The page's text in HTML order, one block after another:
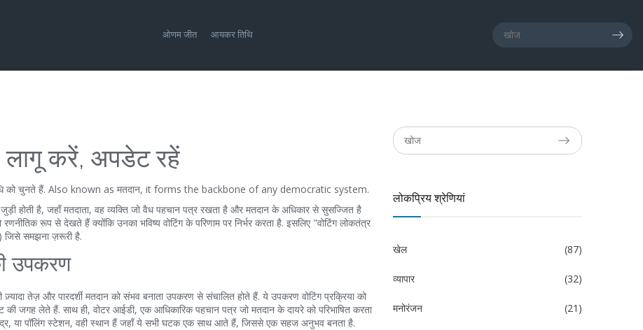
ओणम जीत आयकर तिथि
करें, अपडेट रहें
को चुनते हैं. Also known as मतदान, it forms the backbone of any democratic system.
होती है, जहाँमतदाता, वह व्यक्ति जो वैध पहचान पत्र रखता है और मतदान के अधिकार से सुसज्जित है
रणनीतिक रूप से देखते हैं क्योंकि उनका भविष्य वोटिंग के परिणाम पर निर्भर करता है. इसलिए "वोटिंग लोकतंत्र
जिसे समझना ज़रूरी है.
उपकरण
ज़्यादा तेज़ और पारदर्शी मतदान को संभव बनाता उपकरण से संचालित होते हैं. ये उपकरण वोटिंग प्रक्रिया को
की जगह लेते हैं. साथ ही, वोटर आईडी, एक आधिकारिक पहचान पत्र जो मतदान के दायरे को परिभाषित करता
या पॉलिंग स्टेशन, वही स्थान हैं जहाँ ये सभी घटक एक साथ आते हैं, जिससे एक सहज अनुभव बनता है.
लोकप्रिय श्रेणियां
खेल (87)
व्यापार (32)
मनोरंजन (21)